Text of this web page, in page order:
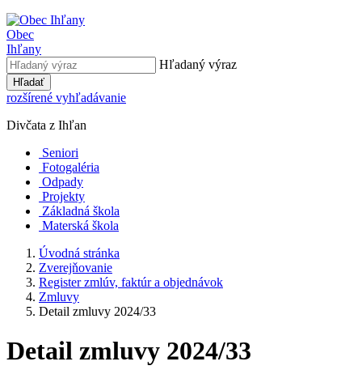
Obec
Ihľany
Hľadaný výraz
Hľadať
rozšírené vyhľadávanie
Divčata z Ihľan
Seniori
Fotogaléria
Odpady
Projekty
Základná škola
Materská škola
Úvodná stránka
Zverejňovanie
Register zmlúv, faktúr a objednávok
Zmluvy
Detail zmluvy 2024/33
Detail zmluvy 2024/33